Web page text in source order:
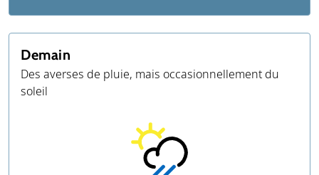
Demain
Des averses de pluie, mais occasionnellement du
soleil